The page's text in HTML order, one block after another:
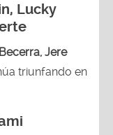
Lucky
Jere
triunfando en